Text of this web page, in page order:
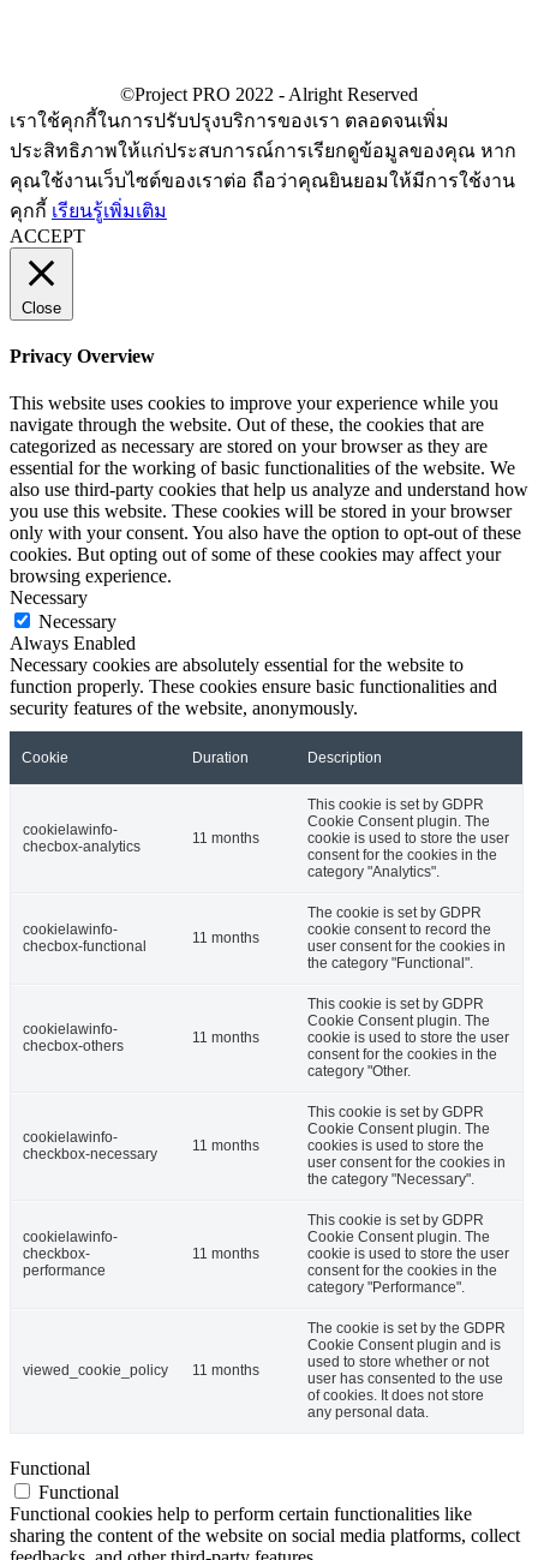
เราใช้คุกกี้ในการปรับปรุงบริการของเรา ตลอดจนเพิ่ม
ประสิทธิภาพให้แก่ประสบการณ์การเรียกดูข้อมูลของคุณ หาก
คุณใช้งานเว็บไซต์ของเราต่อ ถือว่าคุณยินยอมให้มีการใช้งาน
คุกกี้ เรียนรู้เพิ่มเติม
ACCEPT
Close
Privacy Overview
This website uses cookies to improve your experience while you
navigate through the website. Out of these, the cookies that are
categorized as necessary are stored on your browser as they are
essential for the working of basic functionalities of the website. We
also use third-party cookies that help us analyze and understand how
you use this website. These cookies will be stored in your browser
only with your consent. You also have the option to opt-out of these
cookies. But opting out of some of these cookies may affect your
browsing experience.
Necessary
Necessary
Always Enabled
Necessary cookies are absolutely essential for the website to
function properly. These cookies ensure basic functionalities and
security features of the website, anonymously.
Cookie Duration Description
cookielawinfo-
checbox-analytics
11 months
This cookie is set by GDPR
Cookie Consent plugin. The
cookie is used to store the user
consent for the cookies in the
category "Analytics".
cookielawinfo-
checbox-functional
11 months
The cookie is set by GDPR
cookie consent to record the
user consent for the cookies in
the category "Functional".
cookielawinfo-
checbox-others
11 months
This cookie is set by GDPR
Cookie Consent plugin. The
cookie is used to store the user
consent for the cookies in the
category "Other.
cookielawinfo-
checkbox-necessary
11 months
This cookie is set by GDPR
Cookie Consent plugin. The
cookies is used to store the
user consent for the cookies in
the category "Necessary".
cookielawinfo-
checkbox-
performance
11 months
This cookie is set by GDPR
Cookie Consent plugin. The
cookie is used to store the user
consent for the cookies in the
category "Performance".
viewed_cookie_policy 11 months
The cookie is set by the GDPR
Cookie Consent plugin and is
used to store whether or not
user has consented to the use
of cookies. It does not store
any personal data.
Functional
Functional
Functional cookies help to perform certain functionalities like
sharing the content of the website on social media platforms, collect